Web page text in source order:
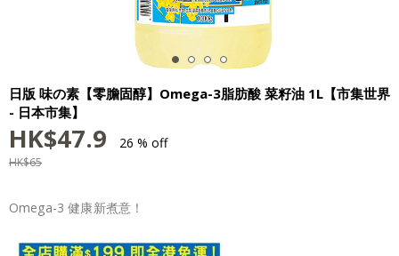
日版 味の素【零膽固醇】Omega-3脂肪酸 菜籽油 1L【市集世界
- 日本市集】
HK$47.9 26 % off
HK$65
Omega-3 健康新煮意！